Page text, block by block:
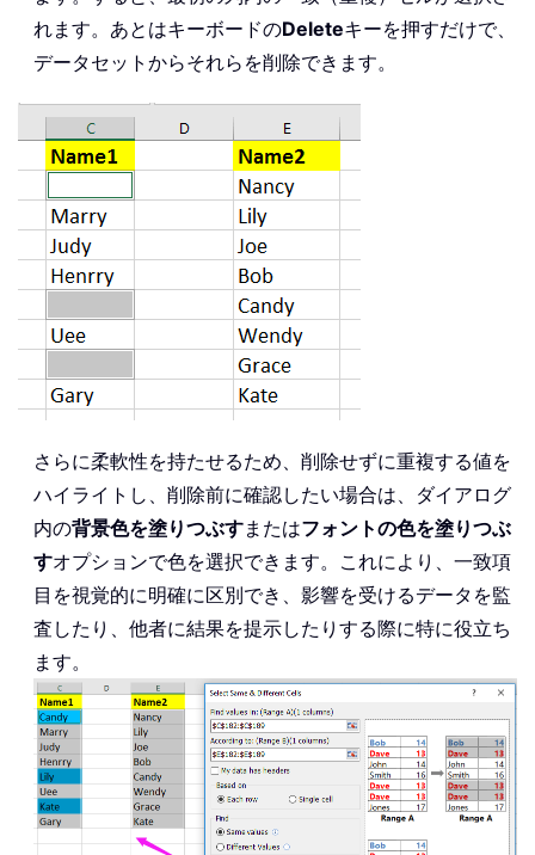
れます。あとはキーボードのDeleteキーを押すだけで、
データセットからそれらを削除できます。
さらに柔軟性を持たせるため、削除せずに重複する値を
ハイライトし、削除前に確認したい場合は、ダイアログ
内の背景色を塗りつぶすまたはフォントの色を塗りつぶ
すオプションで色を選択できます。これにより、一致項
目を視覚的に明確に区別でき、影響を受けるデータを監
査したり、他者に結果を提示したりする際に特に役立ち
ます。